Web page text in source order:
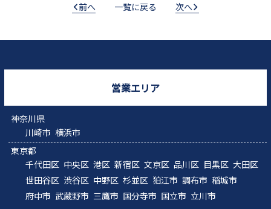
前へ 一覧に戻る 次へ
営業エリア
神奈川県
川崎市 横浜市
東京都
千代田区 中央区 港区 新宿区 文京区 品川区 目黒区 大田区
世田谷区 渋谷区 中野区 杉並区 狛江市 調布市 稲城市
府中市 武蔵野市 三鷹市 国分寺市 国立市 立川市